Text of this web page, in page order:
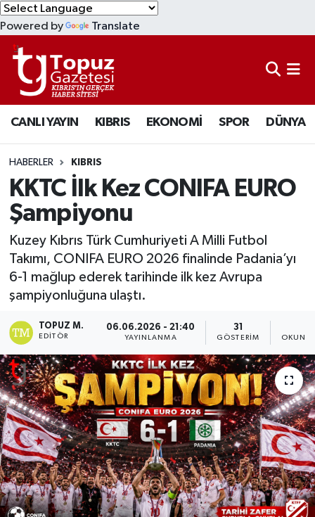
Powered by Translate
CANLI YAYIN KIBRIS EKONOMİ SPOR DÜNYA
HABERLER KIBRIS
KKTC İlk Kez CONIFA EURO
Şampiyonu
Kuzey Kıbrıs Türk Cumhuriyeti A Milli Futbol
Takımı, CONIFA EURO 2026 finalinde Padania’yı
6-1 mağlup ederek tarihinde ilk kez Avrupa
şampiyonluğuna ulaştı.
TOPUZ M.
EDITÖR
06.06.2026 - 21:40
YAYINLANMA
31
GÖSTERIM
KIBRIS
DÜNYA
EKONOMİ
MAGAZİN
SAĞLIK
SPOR
TEKNOLOJİ
TÜRKİYE
Lefkoşa Nöbetçi Eczaneler
Lefkoşa Hava Durumu
Lefkoşa Trafik Yoğunluk Haritası
Süper Lig Puan Durumu ve Fikstür
Tüm Manşetler
Son Dakika Haberleri
Haber Arşivi